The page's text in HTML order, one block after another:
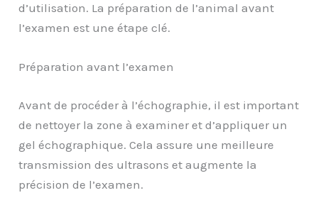
d’utilisation. La préparation de l’animal avant
l’examen est une étape clé.
Préparation avant l’examen
Avant de procéder à l’échographie, il est important
de nettoyer la zone à examiner et d’appliquer un
gel échographique. Cela assure une meilleure
transmission des ultrasons et augmente la
précision de l’examen.